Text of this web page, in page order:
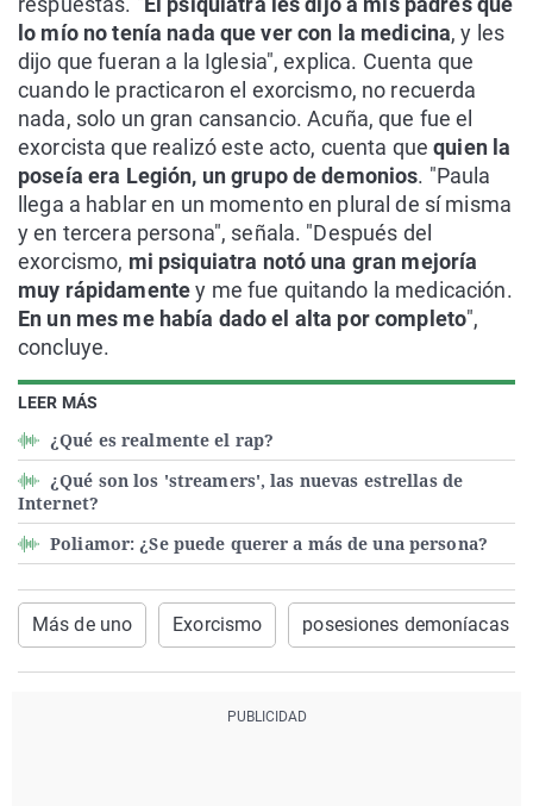
LEER MÁS
¿Qué es realmente el rap?
¿Qué son los 'streamers', las nuevas estrellas de
Internet?
Poliamor: ¿Se puede querer a más de una persona?
lo mío no tenía nada que ver con la medicina, y les
dijo que fueran a la Iglesia", explica. Cuenta que
cuando le practicaron el exorcismo, no recuerda
nada, solo un gran cansancio. Acuña, que fue el
exorcista que realizó este acto, cuenta quequien la
poseía era Legión, un grupo de demonios. "Paula
llega a hablar en un momento en plural de sí misma
y en tercera persona", señala. "Después del
exorcismo, mi psiquiatra notó una gran mejoría
muy rápidamentey me fue quitando la medicación.
En un mes me había dado el alta por completo",
concluye.
Más de uno Exorcismo posesiones demoníacas